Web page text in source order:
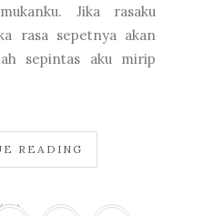
Jika rasaku
rasa sepetnya akan
sepintas aku mirip
READING